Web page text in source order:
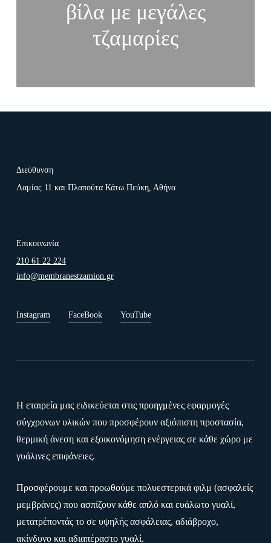
βίλα με μεγάλες
τζαμαρίες
Διεύθυνση
Λαμίας 11 και Πλαπούτα Κάτω Πεύκη, Αθήνα
Επικοινωνία
210 61 22 224
info@membranestzamion.gr
Instagram FaceBook YouTube
Η εταιρεία μας ειδικεύεται στις προηγμένες εφαρμογές
σύγχρονων υλικών που προσφέρουν αξιόπιστη προστασία,
θερμική άνεση και εξοικονόμηση ενέργειας σε κάθε χώρο με
γυάλινες επιφάνειες.
Προσφέρουμε και προωθούμε πολυεστερικά φιλμ (ασφαλείς
μεμβράνες) που ασπίζουν κάθε απλό και ευάλωτο γυαλί,
μετατρέποντάς το σε υψηλής ασφάλειας, αδιάβροχο,
ακίνδυνο και αδιαπέραστο γυαλί.